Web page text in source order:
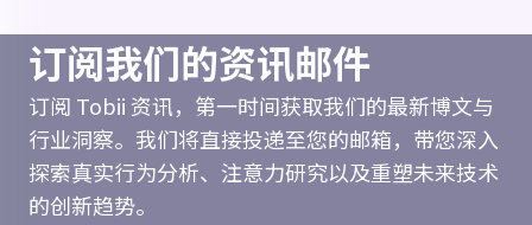
订阅我们的资讯邮件
订阅 Tobii 资讯，第一时间获取我们的最新博文与
行业洞察。我们将直接投递至您的邮箱，带您深入
探索真实行为分析、注意力研究以及重塑未来技术
的创新趋势。